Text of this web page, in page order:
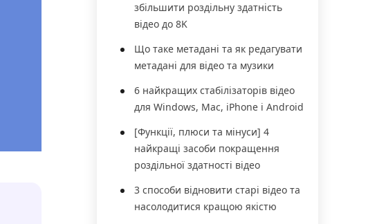
збільшити роздільну здатність
відео до 8K
Що таке метадані та як редагувати
метадані для відео та музики
6 найкращих стабілізаторів відео
для Windows, Mac, iPhone і Android
[Функції, плюси та мінуси] 4
найкращі засоби покращення
роздільної здатності відео
3 способи відновити старі відео та
насолодитися кращою якістю